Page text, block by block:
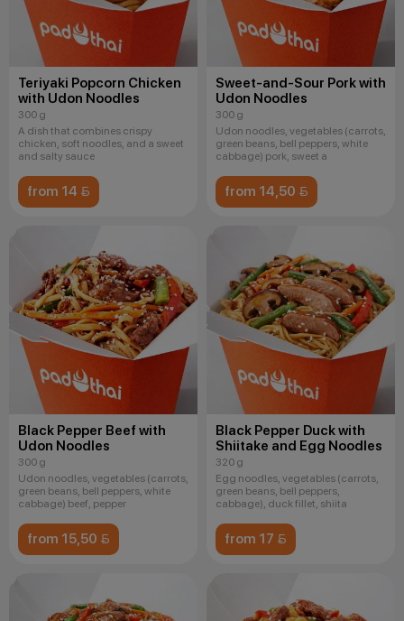
Teriyaki Popcorn Chicken
with Udon Noodles
300 g
A dish that combines crispy
chicken, soft noodles, and a sweet
and salty sauce
from 14 
Sweet-and-Sour Pork with
Udon Noodles
300 g
Udon noodles, vegetables (carrots,
green beans, bell peppers, white
cabbage) pork, sweet a
from 14,50 
Black Pepper Beef with
Udon Noodles
300 g
Udon noodles, vegetables (carrots,
green beans, bell peppers, white
cabbage) beef, pepper
from 15,50 
Black Pepper Duck with
Shiitake and Egg Noodles
320 g
Egg noodles, vegetables (carrots,
green beans, bell peppers,
cabbage), duck fillet, shiita
from 17 